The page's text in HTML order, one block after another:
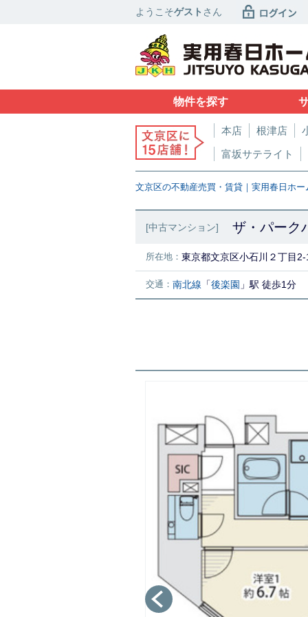
ようこそゲスト さん
物件を探す
本店 根津店
富坂サテライト
文京区の不動産売買・賃貸｜実用春日ホー
[中古マンション] ザ・パーク
所在地： 東京都文京区小石川２丁目2-
交通： 南北線 「後楽園 」駅 徒歩1分